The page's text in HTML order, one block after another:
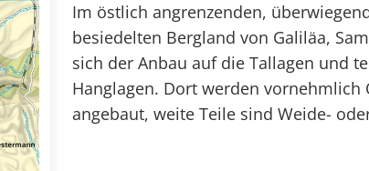
Im östlich angrenzenden,
besiedelten Bergland von Galiläa,
sich der Anbau auf die Tallagen und
Hanglagen. Dort werden vornehmlich
angebaut, weite Teile sind Weide-